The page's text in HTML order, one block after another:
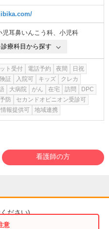
児耳鼻いんこう科、 小児科
療科目から探す
ト受付 電話予約 夜間
日祝
証 入院可 キッズ
クレカ
大病院 がん 在宅 訪問
DPC
防
セカンドオピニオン受診可
報提供可
地域連携
看護師の方
ださい)